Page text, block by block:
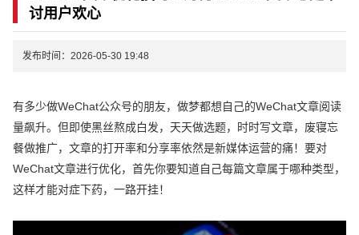
讨用户欢心
发布时间：2026-05-30 19:48
有多少做WeChat公众号的朋友，做梦都想自己的WeChat文章阅读
量飙升。但即使黑丝熬成白发，天天做选题，时时写文章，废寝忘
餐做推广，文章的打开率和分享率依然是新媒体运营的痛！要对
WeChat文章进行优化，首先你要知道自己每篇文章属于哪种类型，
这样才能对症下药，一路开挂！